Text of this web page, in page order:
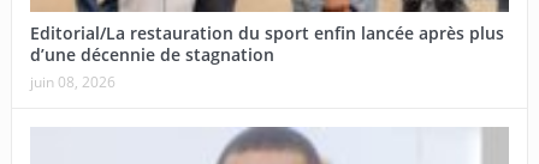
Editorial/La restauration du sport enfin lancée après plus
d’une décennie de stagnation
juin 08, 2026